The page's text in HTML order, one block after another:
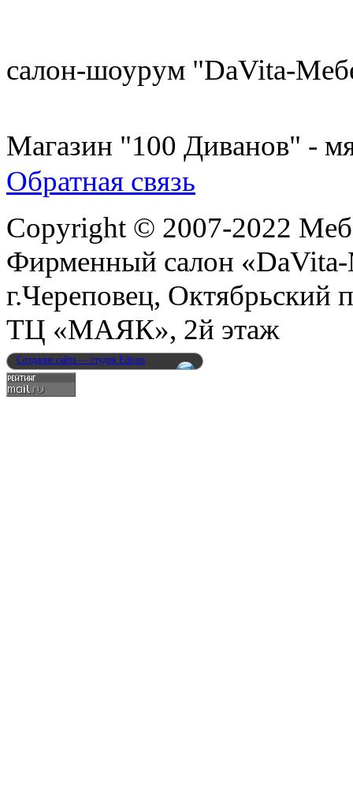
салон-шоурум "DaVita-
Магазин "100 Диванов" -
Обратная связь
Copyright © 2007-2022
Фирменный салон
г.Череповец, Октябрьский
ТЦ «МАЯК», 2й этаж
Создание сайта — студия Edison